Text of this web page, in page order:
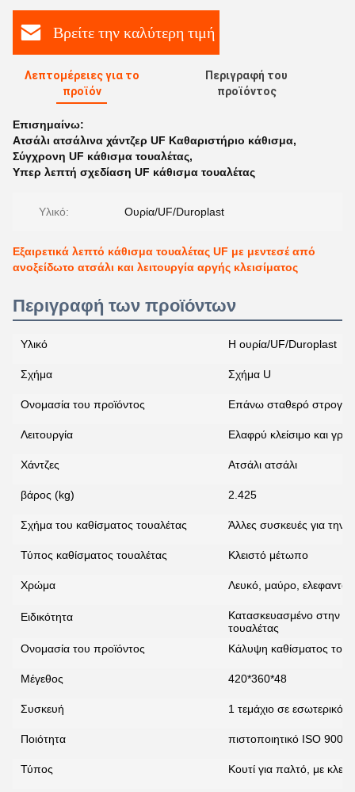
Βρείτε την καλύτερη τιμή
Λεπτομέρειες για το
προϊόν
Περιγραφή του
προϊόντος
Επισημαίνω:
Ατσάλι ατσάλινα χάντζερ UF Καθαριστήριο κάθισμα,
Σύγχρονη UF κάθισμα τουαλέτας,
Υπερ λεπτή σχεδίαση UF κάθισμα τουαλέτας
Υλικό: Ουρία/UF/Duroplast
Εξαιρετικά λεπτό κάθισμα τουαλέτας UF με μεντεσέ από
ανοξείδωτο ατσάλι και λειτουργία αργής κλεισίματος
Περιγραφή των προϊόντων
Υλικό Η ουρία/UF/Duroplast
Σχήμα Σχήμα U
Ονομασία του προϊόντος Επάνω σταθερό
Λειτουργία Ελαφρύ κλείσιμο και
Χάντζες Ατσάλι ατσάλι
βάρος (kg) 2.425
Σχήμα του καθίσματος τουαλέτας Άλλες συσκευές για την
Τύπος καθίσματος τουαλέτας Κλειστό μέτωπο
Χρώμα Λευκό, μαύρο,
Ειδικότητα
Κατασκευασμένο στην
τουαλέτας
Ονομασία του προϊόντος
Κάλυψη καθίσματος
Μέγεθος 420*360*48
Συσκευή 1 τεμάχιο σε εσωτερικό
Ποιότητα πιστοποιητικό ISO
Τύπος Κουτί για παλτό, με